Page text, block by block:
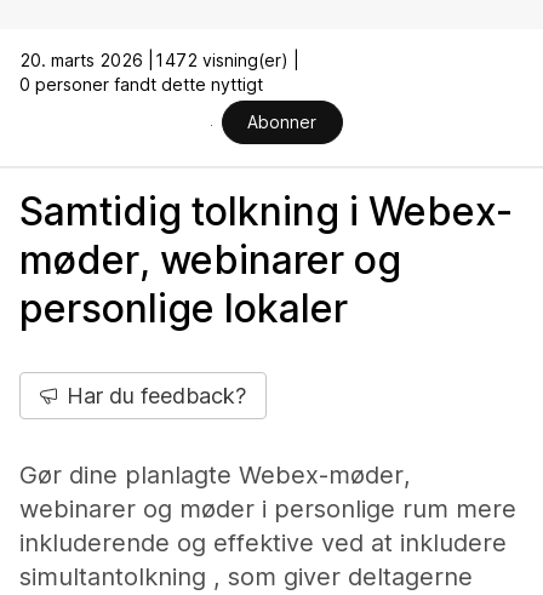
20. marts 2026 |
1472 visning(er) |
0 personer fandt dette nyttigt
Abonner
Samtidig tolkning i Webex-
møder, webinarer og
personlige lokaler
Har du feedback?
Gør dine planlagte Webex-møder,
webinarer og møder i personlige rum mere
inkluderende og effektive ved at inkludere
simultantolkning , som giver deltagerne